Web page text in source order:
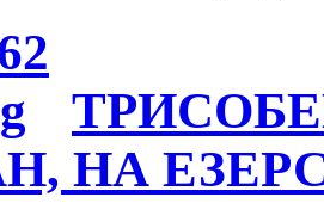
НА